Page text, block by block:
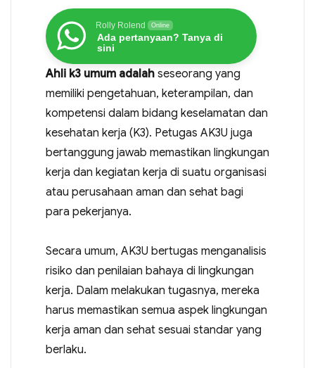
Rolly Rolend Online
Ada pertanyaan? Tanya di
sini
Ahli k3 umum adalahseseorang yang
memiliki pengetahuan, keterampilan, dan
kompetensi dalam bidang keselamatan dan
kesehatan kerja (K3). Petugas AK3U juga
bertanggung jawab memastikan lingkungan
kerja dan kegiatan kerja di suatu organisasi
atau perusahaan aman dan sehat bagi
para pekerjanya.
Secara umum, AK3U bertugas menganalisis
risiko dan penilaian bahaya di lingkungan
kerja. Dalam melakukan tugasnya, mereka
harus memastikan semua aspek lingkungan
kerja aman dan sehat sesuai standar yang
berlaku.